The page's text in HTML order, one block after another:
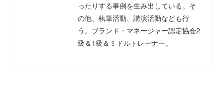
ったりする事例を生み出している。そ
の他、執筆活動、講演活動なども行
う。ブランド・マネージャー認定協会2
級＆1級＆ミドルトレーナー。